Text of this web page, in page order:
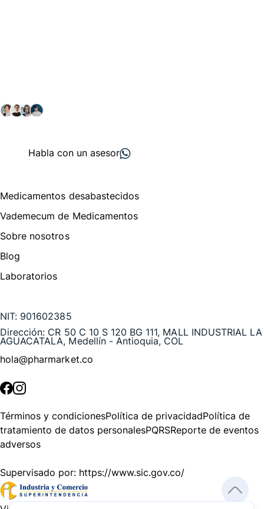
Habla con un asesor
Medicamentos desabastecidos
Vademecum de Medicamentos
Sobre nosotros
Blog
Laboratorios
NIT: 901602385
Dirección: CR 50 C 10 S 120 BG 111, MALL INDUSTRIAL LA
AGUACATALA, Medellín - Antioquia, COL
hola@pharmarket.co
Términos y condicionesPolítica de privacidadPolítica de
tratamiento de datos personalesPQRSReporte de eventos
adversos
Supervisado por: https://www.sic.gov.co/